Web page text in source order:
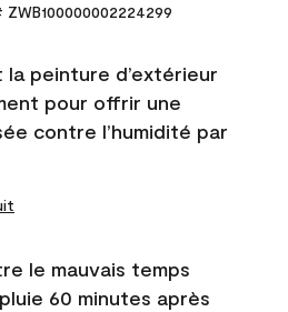
ZWB100000002224299
la peinture d’extérieur
pour offrir une
contre l’humidité par
le mauvais temps
60 minutes après